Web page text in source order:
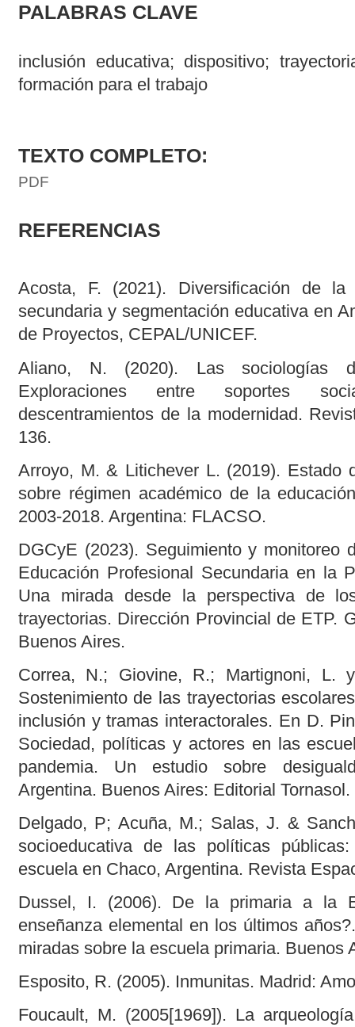
PALABRAS CLAVE
inclusión educativa; dispositivo;
formación para el trabajo
TEXTO COMPLETO:
PDF
REFERENCIAS
Acosta, F. (2021). Diversificación de
secundaria y segmentación educativa en
de Proyectos, CEPAL/UNICEF.
Aliano, N. (2020). Las sociologías
Exploraciones entre soportes
descentramientos de la modernidad.
136.
Arroyo, M. & Litichever L. (2019). Estado
sobre régimen académico de la
2003-2018. Argentina: FLACSO.
DGCyE (2023). Seguimiento y monitoreo
Educación Profesional Secundaria en la
Una mirada desde la perspectiva de
trayectorias. Dirección Provincial de ETP.
Buenos Aires.
Correa, N.; Giovine, R.; Martignoni, L.
Sostenimiento de las trayectorias
inclusión y tramas interactorales. En D.
Sociedad, políticas y actores en las
pandemia. Un estudio sobre
Argentina. Buenos Aires: Editorial Tornasol.
Delgado, P; Acuña, M.; Salas, J. &
socioeducativa de las políticas
escuela en Chaco, Argentina. Revista
Dussel, I. (2006). De la primaria a la
enseñanza elemental en los últimos
miradas sobre la escuela primaria. Buenos
Esposito, R. (2005). Inmunitas. Madrid:
Foucault, M. (2005[1969]). La